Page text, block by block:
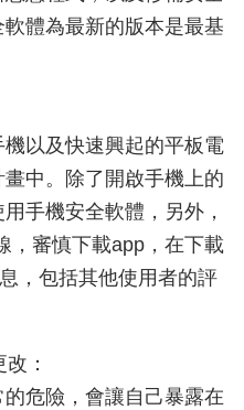
體為最新的版本是最基
以及快速興起的平板電
中。除了開啟手機上的
手機安全軟體，另外，
，審慎下載app，在下載
，包括其他使用者的評
：
危險，會讓自己暴露在